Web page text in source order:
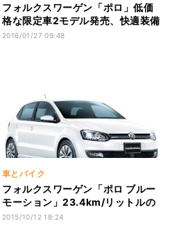
フォルクスワーゲン「ポロ」低価
格な限定車2モデル発売、快適装備
など充実
2016/01/27 09:48
車とバイク
フォルクスワーゲン「ポロ ブルー
モーション」23.4km/リットルの
低燃費実現
2015/10/12 18:24